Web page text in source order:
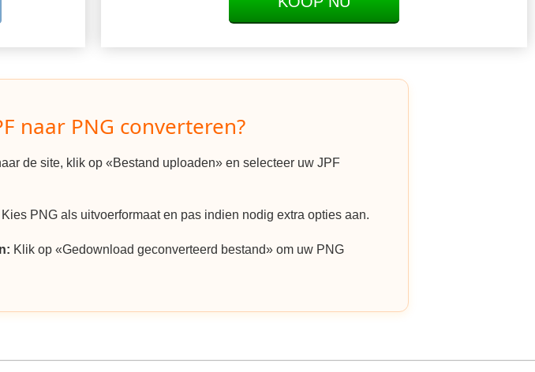
naar PNG converteren?
de site, klik op «Bestand uploaden» en selecteer uw JPF
Kies PNG als uitvoerformaat en pas indien nodig extra opties aan.
Klik op «Gedownload geconverteerd bestand» om uw PNG